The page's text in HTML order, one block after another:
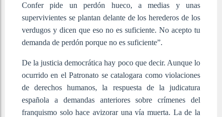
Confer pide un perdón hueco, a medias y unas
supervivientes se plantan delante de los herederos de los
verdugos y dicen que eso no es suficiente. No acepto tu
demanda de perdón porque no es suficiente”.
De la justicia democrática hay poco que decir. Aunque lo
ocurrido en el Patronato se catalogara como violaciones
de derechos humanos, la respuesta de la judicatura
española a demandas anteriores sobre crímenes del
franquismo solo hace avizorar una vía muerta. La de la